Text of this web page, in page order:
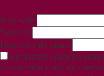
Sitio web
Nombre
Dirección de email
Enviadme consejos
recomendaciones de